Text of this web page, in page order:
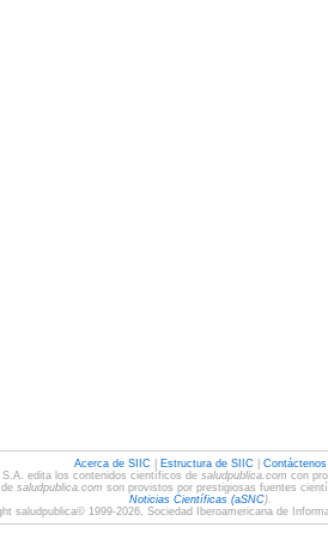
Acerca de SIIC Estructura de SIIC
Contáctenos
S.A. edita los contenidos científicos de saludpublica.com con
saludpublica.com son provistos por prestigiosas fuentes
Noticias Científicas (aSNC).
saludpublica© 1999-2026, Sociedad Iberoamericana de